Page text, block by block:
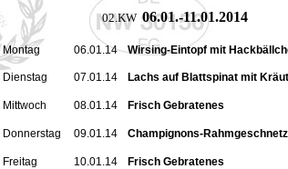
02.KW06.01.-11.01.2014
Montag 06.01.14 Wirsing-Eintopf mit
Dienstag 07.01.14 Lachs auf Blattspinat mit
Mittwoch 08.01.14 Frisch Gebratenes
Donnerstag 09.01.14 Champignons-
Freitag 10.01.14 Frisch Gebratenes